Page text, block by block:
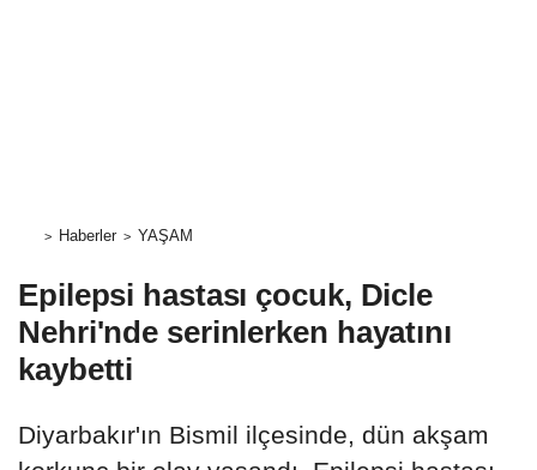
Haberler YAŞAM
Epilepsi hastası çocuk, Dicle
Nehri'nde serinlerken hayatını
kaybetti
Diyarbakır'ın Bismil ilçesinde, dün akşam